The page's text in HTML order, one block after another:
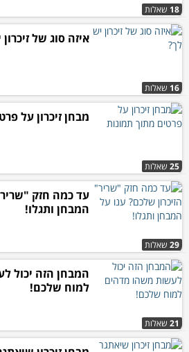
18 שאלות
16 שאלות
איזה סוג של
25 שאלות
מבחן זיכרון על
29 שאלות
עד כמה חזק
המבחן ותגלו!
21 שאלות
המבחן הזה יכול
למוח שלכם!